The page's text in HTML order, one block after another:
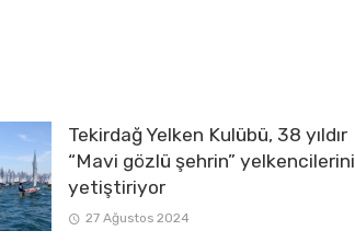
Tekirdağ Yelken Kulübü, 38 yıldır
“Mavi gözlü şehrin” yelkencilerini
yetiştiriyor
27 Ağustos 2024